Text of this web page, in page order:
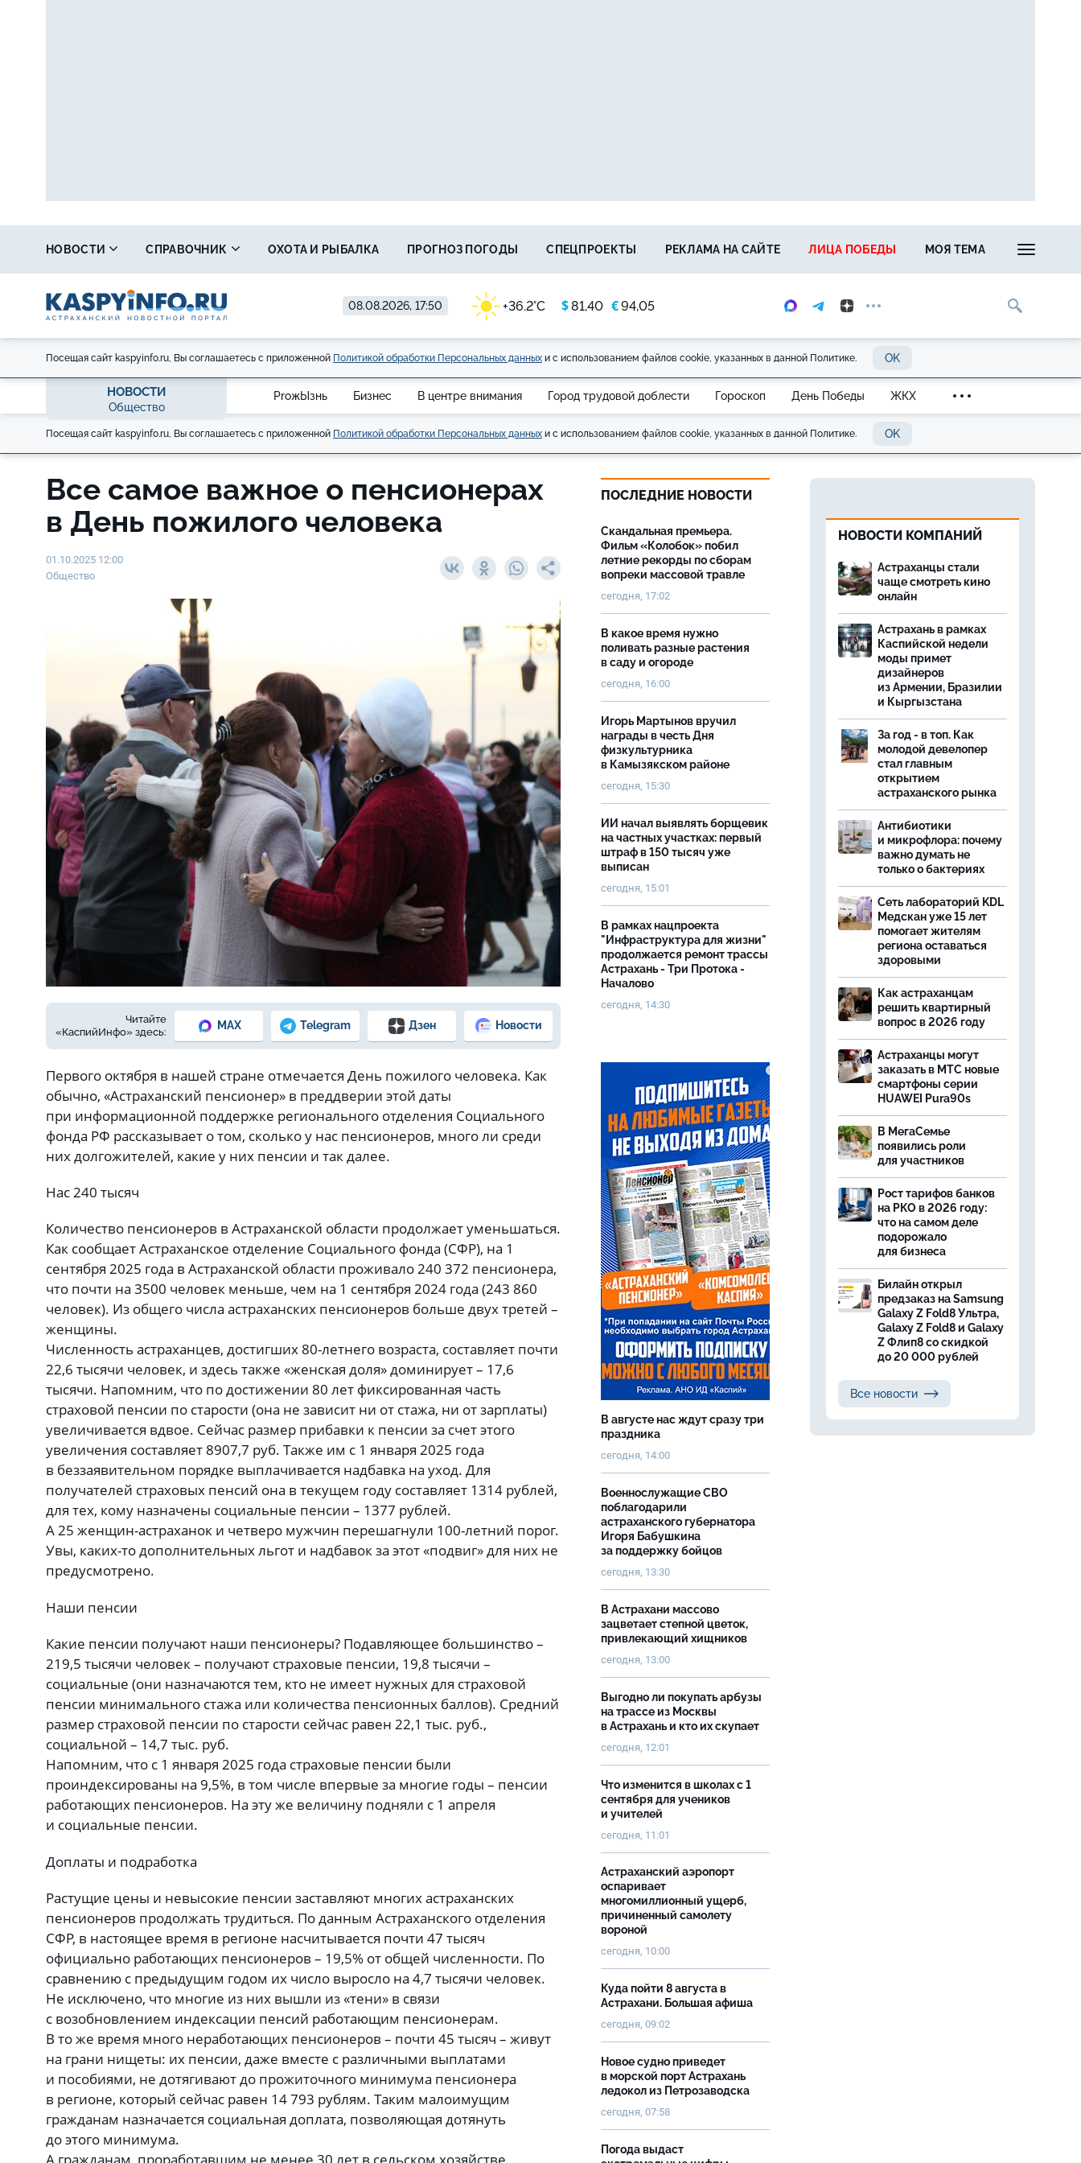
08.08.2026, 17:50 +36.2°C $81,40 €94,05
НОВОСТИ СПРАВОЧНИК ОХОТА И РЫБАЛКА ПРОГНОЗ ПОГОДЫ СПЕЦПРОЕКТЫ РЕКЛАМА НА САЙТЕ ЛИЦА ПОБЕДЫ МОЯ ТЕМА
Посещая сайт kaspyinfo.ru, Вы соглашаетесь с приложенной Политикой обработки Персональных данных и с использованием файлов cookie, указанных в данной Политике. OK
НОВОСТИ
Общество
ProжЫзнь Бизнес В центре внимания Город трудовой доблести Гороскоп День Победы ЖКХ
Посещая сайт kaspyinfo.ru, Вы соглашаетесь с приложенной Политикой обработки Персональных данных и с использованием файлов cookie, указанных в данной Политике. OK
Все самое важное о пенсионерах
в День пожилого человека
01.10.2025 12:00
Общество
Читайте
«КаспийИнфо» здесь:
MAX Telegram Дзен Новости
Первого октября в нашей стране отмечается День пожилого человека. Как
обычно, «Астраханский пенсионер» в преддверии этой даты
при информационной поддержке регионального отделения Социального
фонда РФ рассказывает о том, сколько у нас пенсионеров, много ли среди
них долгожителей, какие у них пенсии и так далее.
Нас 240 тысяч
Количество пенсионеров в Астраханской области продолжает уменьшаться.
Как сообщает Астраханское отделение Социального фонда (СФР), на 1
сентября 2025 года в Астраханской области проживало 240 372 пенсионера,
что почти на 3500 человек меньше, чем на 1 сентября 2024 года (243 860
человек). Из общего числа астраханских пенсионеров больше двух третей –
женщины.
Численность астраханцев, достигших 80-летнего возраста, составляет почти
22,6 тысячи человек, и здесь также «женская доля» доминирует – 17,6
тысячи. Напомним, что по достижении 80 лет фиксированная часть
страховой пенсии по старости (она не зависит ни от стажа, ни от зарплаты)
увеличивается вдвое. Сейчас размер прибавки к пенсии за счет этого
увеличения составляет 8907,7 руб. Также им с 1 января 2025 года
в беззаявительном порядке выплачивается надбавка на уход. Для
получателей страховых пенсий она в текущем году составляет 1314 рублей,
для тех, кому назначены социальные пенсии – 1377 рублей.
А 25 женщин-астраханок и четверо мужчин перешагнули 100-летний порог.
Увы, каких-то дополнительных льгот и надбавок за этот «подвиг» для них не
предусмотрено.
Наши пенсии
Какие пенсии получают наши пенсионеры? Подавляющее большинство –
219,5 тысячи человек – получают страховые пенсии, 19,8 тысячи –
социальные (они назначаются тем, кто не имеет нужных для страховой
пенсии минимального стажа или количества пенсионных баллов). Средний
размер страховой пенсии по старости сейчас равен 22,1 тыс. руб.,
социальной – 14,7 тыс. руб.
Напомним, что с 1 января 2025 года страховые пенсии были
проиндексированы на 9,5%, в том числе впервые за многие годы – пенсии
работающих пенсионеров. На эту же величину подняли с 1 апреля
и социальные пенсии.
Доплаты и подработка
Растущие цены и невысокие пенсии заставляют многих астраханских
пенсионеров продолжать трудиться. По данным Астраханского отделения
СФР, в настоящее время в регионе насчитывается почти 47 тысяч
официально работающих пенсионеров – 19,5% от общей численности. По
сравнению с предыдущим годом их число выросло на 4,7 тысячи человек.
Не исключено, что многие из них вышли из «тени» в связи
с возобновлением индексации пенсий работающим пенсионерам.
В то же время много неработающих пенсионеров – почти 45 тысяч – живут
на грани нищеты: их пенсии, даже вместе с различными выплатами
и пособиями, не дотягивают до прожиточного минимума пенсионера
в регионе, который сейчас равен 14 793 рублям. Таким малоимущим
гражданам назначается социальная доплата, позволяющая дотянуть
до этого минимума.
ПОСЛЕДНИЕ НОВОСТИ
Скандальная премьера.
Фильм «Колобок» побил
летние рекорды по сборам
вопреки массовой травле
сегодня, 17:02
В какое время нужно
поливать разные растения
в саду и огороде
сегодня, 16:00
Игорь Мартынов вручил
награды в честь Дня
физкультурника
в Камызякском районе
сегодня, 15:30
ИИ начал выявлять борщевик
на частных участках: первый
штраф в 150 тысяч уже
выписан
сегодня, 15:01
В рамках нацпроекта
"Инфраструктура для жизни"
продолжается ремонт трассы
Астрахань - Три Протока -
Началово
сегодня, 14:30
В августе нас ждут сразу три
праздника
сегодня, 14:00
Военнослужащие СВО
поблагодарили
астраханского губернатора
Игоря Бабушкина
за поддержку бойцов
сегодня, 13:30
В Астрахани массово
зацветает степной цветок,
привлекающий хищников
сегодня, 13:00
Выгодно ли покупать арбузы
на трассе из Москвы
в Астрахань и кто их скупает
сегодня, 12:01
Что изменится в школах с 1
сентября для учеников
и учителей
сегодня, 11:01
Астраханский аэропорт
оспаривает
многомиллионный ущерб,
причиненный самолету
вороной
сегодня, 10:00
Куда пойти 8 августа в
Астрахани. Большая афиша
сегодня, 09:02
Новое судно приведет
в морской порт Астрахань
ледокол из Петрозаводска
сегодня, 07:58
Погода выдаст
НОВОСТИ КОМПАНИЙ
Астраханцы стали
чаще смотреть кино
онлайн
Астрахань в рамках
Каспийской недели
моды примет
дизайнеров
из Армении, Бразилии
и Кыргызстана
За год - в топ. Как
молодой девелопер
стал главным
открытием
астраханского рынка
Антибиотики
и микрофлора: почему
важно думать не
только о бактериях
Сеть лабораторий KDL
Медскан уже 15 лет
помогает жителям
региона оставаться
здоровыми
Как астраханцам
решить квартирный
вопрос в 2026 году
Астраханцы могут
заказать в МТС новые
смартфоны серии
HUAWEI Pura90s
В МегаСемье
появились роли
для участников
Рост тарифов банков
на РКО в 2026 году:
что на самом деле
подорожало
для бизнеса
Билайн открыл
предзаказ на Samsung
Galaxy Z Fold8 Ультра,
Galaxy Z Fold8 и Galaxy
Z Флип8 со скидкой
до 20 000 рублей
Все новости